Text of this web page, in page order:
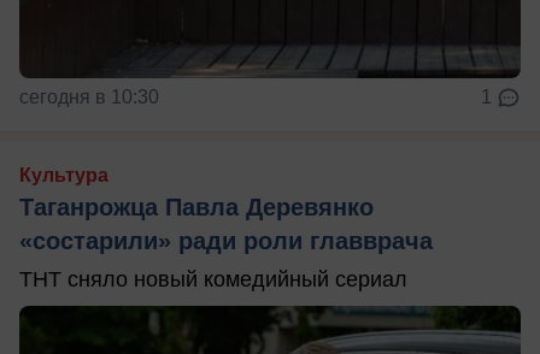
сегодня в 10:30 1
Культура
Таганрожца Павла Деревянко
«состарили» ради роли главврача
ТНТ сняло новый комедийный сериал